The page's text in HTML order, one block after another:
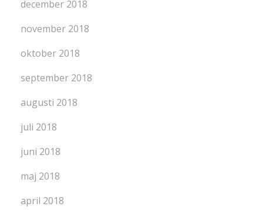
december 2018
november 2018
oktober 2018
september 2018
augusti 2018
juli 2018
juni 2018
maj 2018
april 2018